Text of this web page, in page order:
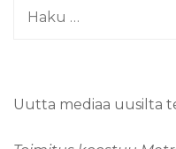
Haku:
Uutta mediaa uusilta